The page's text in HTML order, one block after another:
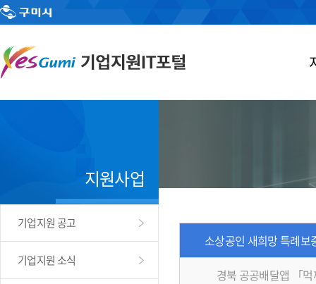
지원사업
기업지원 공고
기업지원 소식
소상공인 새희망 특례보
경북 공공배달앱 「